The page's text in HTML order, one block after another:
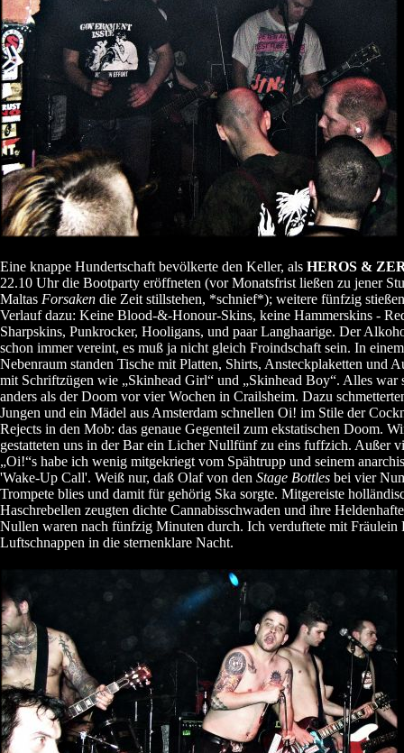
Eine knappe Hundertschaft bevölkerte den Keller, als HEROS &
22.10 Uhr die Bootparty eröffneten (vor Monatsfrist ließen zu jener
Maltas Forsaken die Zeit stillstehen, *schnief*); weitere fünfzig
Verlauf dazu: Keine Blood-&-Honour-Skins, keine Hammerskins -
Sharpskins, Punkrocker, Hooligans, und paar Langhaarige. Der
schon immer vereint, es muß ja nicht gleich Froindschaft sein. In einem
Nebenraum standen Tische mit Platten, Shirts, Ansteckplaketten und
mit Schriftzügen wie „Skinhead Girl“ und „Skinhead Boy“. Alles war
anders als der Doom vor vier Wochen in Crailsheim. Dazu
Jungen und ein Mädel aus Amsterdam schnellen Oi! im Stile der
Rejects in den Mob: das genaue Gegenteil zum ekstatischen Doom.
gestatteten uns in der Bar ein Licher Nullfünf zu eins fuffzich. Außer
„Oi!“s habe ich wenig mitgekriegt vom Spähtrupp und seinem
'Wake-Up Call'. Weiß nur, daß Olaf von den Stage Bottles bei vier
Trompete blies und damit für gehörig Ska sorgte. Mitgereiste
Haschrebellen zeugten dichte Cannabisschwaden und ihre
Nullen waren nach fünfzig Minuten durch. Ich verduftete mit Fräulein
Luftschnappen in die sternenklare Nacht.